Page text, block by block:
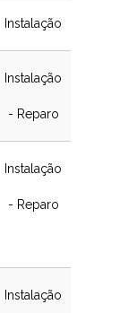
Instalação
Instalação
- Reparo
Instalação
- Reparo
Instalação